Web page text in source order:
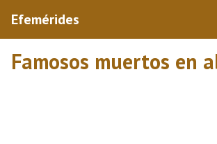
Efemérides
Famosos muertos en